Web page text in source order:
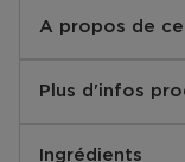
A propos de
Parfum pour
Plus d'infos
Vanille & accord
Ingrédients